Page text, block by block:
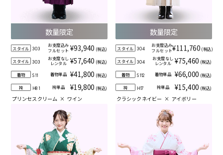
数量限定
スタイル 303
お支度込み
フルセット ¥93,940 (税込)
スタイル 303
お支度なし
レンタル
¥57,640 (税込)
着物 S11 着物単品 ¥41,800 (税込)
袴 H81 袴単品 ¥19,800 (税込)
プリンセスクリーム × ワイン
数量限定
スタイル 304
お支度込み
フルセット¥111,760 (税込)
スタイル 304
お支度なし
レンタル ¥75,460 (税込)
着物 S112 着物単品 ¥66,000 (税込)
袴 H17 袴単品 ¥15,400 (税込)
クラシックネイビー × アイボリー